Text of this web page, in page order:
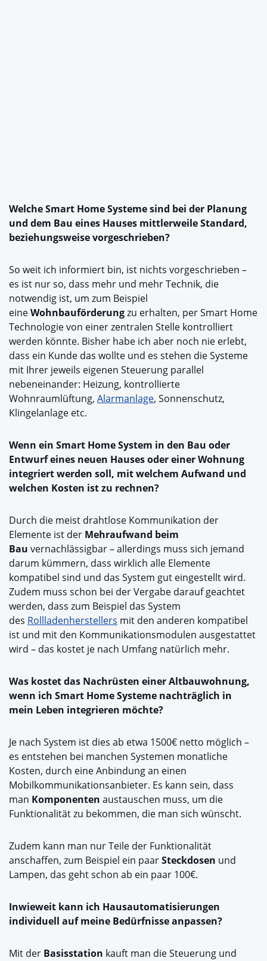
Welche Smart Home Systeme sind bei der Planung
und dem Bau eines Hauses mittlerweile Standard,
beziehungsweise vorgeschrieben?
So weit ich informiert bin, ist nichts vorgeschrieben –
es ist nur so, dass mehr und mehr Technik, die
notwendig ist, um zum Beispiel
eineWohnbauförderungzu erhalten, per Smart Home
Technologie von einer zentralen Stelle kontrolliert
werden könnte. Bisher habe ich aber noch nie erlebt,
dass ein Kunde das wollte und es stehen die Systeme
mit Ihrer jeweils eigenen Steuerung parallel
nebeneinander: Heizung, kontrollierte
Wohnraumlüftung, Alarmanlage, Sonnenschutz,
Klingelanlage etc.
Wenn ein Smart Home System in den Bau oder
Entwurf eines neuen Hauses oder einer Wohnung
integriert werden soll, mit welchem Aufwand und
welchen Kosten ist zu rechnen?
Durch die meist drahtlose Kommunikation der
Elemente ist der Mehraufwand beim
Bau vernachlässigbar – allerdings muss sich jemand
darum kümmern, dass wirklich alle Elemente
kompatibel sind und das System gut eingestellt wird.
Zudem muss schon bei der Vergabe darauf geachtet
werden, dass zum Beispiel das System
des Rollladenherstellers mit den anderen kompatibel
ist und mit den Kommunikationsmodulen ausgestattet
wird – das kostet je nach Umfang natürlich mehr.
Was kostet das Nachrüsten einer Altbauwohnung,
wenn ich Smart Home Systeme nachträglich in
mein Leben integrieren möchte?
Je nach System ist dies ab etwa 1500€ netto möglich –
es entstehen bei manchen Systemen monatliche
Kosten, durch eine Anbindung an einen
Mobilkommunikationsanbieter. Es kann sein, dass
man Komponenten austauschen muss, um die
Funktionalität zu bekommen, die man sich wünscht.
Zudem kann man nur Teile der Funktionalität
anschaffen, zum Beispiel ein paarSteckdosen und
Lampen, das geht schon ab ein paar 100€.
Inwieweit kann ich Hausautomatisierungen
individuell auf meine Bedürfnisse anpassen?
Mit der Basisstation kauft man die Steuerung und